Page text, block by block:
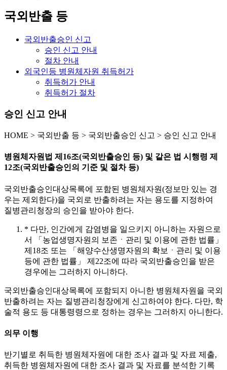
국외반출 등
국외반출승인 신고
승인 신고 안내
절차 안내
외국인등 병원체자원 취득허가
취득허가 안내
취득허가 절차
승인 신고 안내
HOME > 국외반출 등 > 국외반출승인 신고 > 승인 신고 안내
병원체자원법 제16조(국외반출승인 등) 및 같은 법 시행령 제
12조(국외반출승인의 기준 및 절차 등)
국외반출승인대상목록에 포함된 병원체자원(정보만 있는 경
우는 제외한다)을 국외로 반출하려는 자는 용도를 지정하여
질병관리청장의 승인을 받아야 한다.
* 다만, 인간에게 감염병을 일으키지 아니하는 자원으로
서 「농업생명자원의 보존ㆍ관리 및 이용에 관한 법률」
제18조 또는 「해양수산생명자원의 확보ㆍ관리 및 이용
등에 관한 법률」 제22조에 따라 국외반출승인을 받은
경우에는 그러하지 아니하다.
국외반출승인대상목록에 포함되지 아니한 병원체자원을 국외
반출하려는 자는 질병관리청장에게 신고하여야 한다. 다만, 학
술적 용도 등 대통령령으로 정하는 경우는 그러하지 아니한다.
의무 이행
반기별로 취득한 병원체자원에 대한 조사 결과 및 자료 제출,
취득한 병원체자원에 대한 조사 결과 및 자료를 분석한 기록